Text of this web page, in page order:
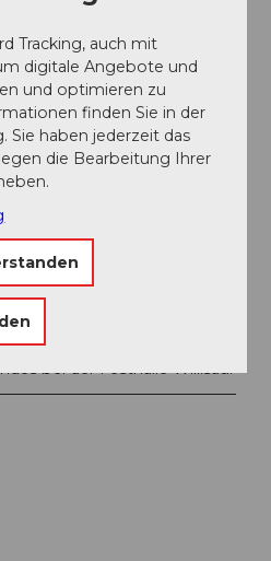
Halle: CHF 300.-
Halle: CHF 150.-
CHF 70.-
Lehrlinge, Kulturlegi)
auf der Bühne mitten im
bei der Festhalle Willisau.
Tracking, auch mit
digitale Angebote und
und optimieren zu
finden Sie in der
Sie haben jederzeit das
die Bearbeitung Ihrer